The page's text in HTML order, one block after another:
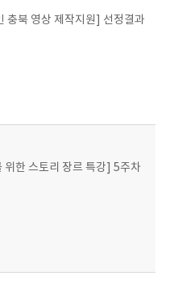
충북 영상 제작지원] 선정결과
한 스토리 장르 특강] 5주차